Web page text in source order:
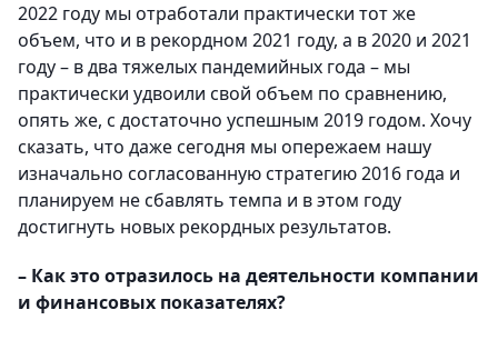
2022 году мы отработали практически тот же
объем, что и в рекордном 2021 году, а в 2020 и 2021
году – в два тяжелых пандемийных года – мы
практически удвоили свой объем по сравнению,
опять же, с достаточно успешным 2019 годом. Хочу
сказать, что даже сегодня мы опережаем нашу
изначально согласованную стратегию 2016 года и
планируем не сбавлять темпа и в этом году
достигнуть новых рекордных результатов.
– Как это отразилось на деятельности компании
и финансовых показателях?